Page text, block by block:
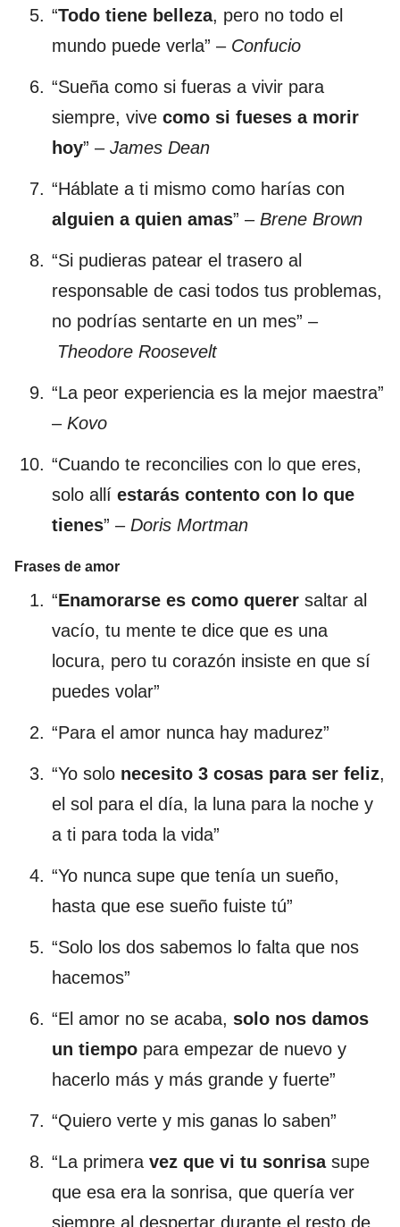
“Todo tiene belleza, pero no todo el
mundo puede verla” – Confucio
“Sueña como si fueras a vivir para
siempre, vive como si fueses a morir
hoy” – James Dean
“Háblate a ti mismo como harías con
alguien a quien amas” – Brene Brown
“Si pudieras patear el trasero al
responsable de casi todos tus problemas,
no podrías sentarte en un mes” –
Theodore Roosevelt
“La peor experiencia es la mejor maestra”
– Kovo
“Cuando te reconcilies con lo que eres,
solo allí estarás contento con lo que
tienes” – Doris Mortman
Frases de amor
“Enamorarse es como querer saltar al
vacío, tu mente te dice que es una
locura, pero tu corazón insiste en que sí
puedes volar”
“Para el amor nunca hay madurez”
“Yo solo necesito 3 cosas para ser feliz,
el sol para el día, la luna para la noche y
a ti para toda la vida”
“Yo nunca supe que tenía un sueño,
hasta que ese sueño fuiste tú”
“Solo los dos sabemos lo falta que nos
hacemos”
“El amor no se acaba, solo nos damos
un tiempo para empezar de nuevo y
hacerlo más y más grande y fuerte”
“Quiero verte y mis ganas lo saben”
“La primera vez que vi tu sonrisasupe
que esa era la sonrisa, que quería ver
siempre al despertar durante el resto de